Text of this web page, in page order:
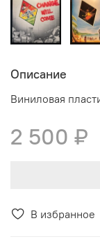
В избранное
Описание
Виниловая
2 500 ₽